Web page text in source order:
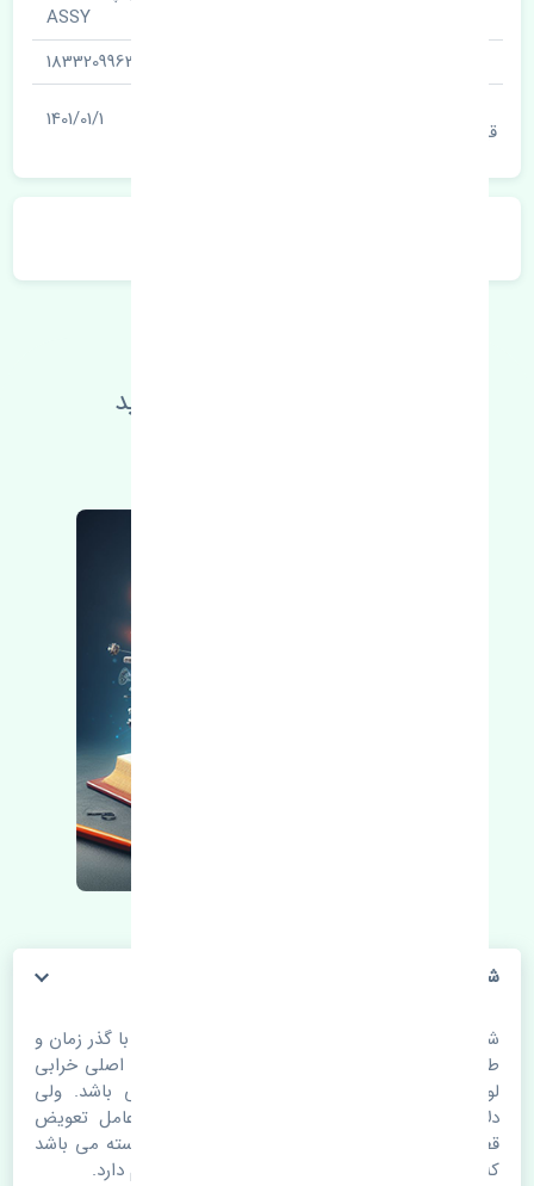
ASSY
1833209963
قیمت
1401/01/1
اطلاعات فنی خود را بالا ببرید
شلگیر عقب چپ پورشه ماکان اصلی
شلگیر عقب چپ پورشه ماکان اصلی. قطعات خودرو با گذر زمان و
طی مسافت مستحلک می شوند. اغلب اوقات علت اصلی خرابی
لوازم یدکی اتومبیل مستحلک شدن قطعات می باشد. ولی
دلایلی مثل تصادفات و حوادث نیز می تواند عامل تعویض
قطعات یدکی باشد. خودرو مجموعه ای به هم پیوسته می باشد
که هر قطعه روی قطعه یا قطعات دیگر تاثیر مستقیم دارد.